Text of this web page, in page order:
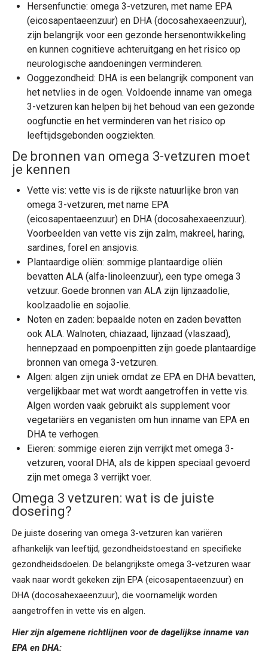
Hersenfunctie: omega 3-vetzuren, met name EPA
(eicosapentaeenzuur) en DHA (docosahexaeenzuur),
zijn belangrijk voor een gezonde hersenontwikkeling
en kunnen cognitieve achteruitgang en het risico op
neurologische aandoeningen verminderen.
Ooggezondheid: DHA is een belangrijk component van
het netvlies in de ogen. Voldoende inname van omega
3-vetzuren kan helpen bij het behoud van een gezonde
oogfunctie en het verminderen van het risico op
leeftijdsgebonden oogziekten.
De bronnen van omega 3-vetzuren moet
je kennen
Vette vis: vette vis is de rijkste natuurlijke bron van
omega 3-vetzuren, met name EPA
(eicosapentaeenzuur) en DHA (docosahexaeenzuur).
Voorbeelden van vette vis zijn zalm, makreel, haring,
sardines, forel en ansjovis.
Plantaardige oliën: sommige plantaardige oliën
bevatten ALA (alfa-linoleenzuur), een type omega 3
vetzuur. Goede bronnen van ALA zijn lijnzaadolie,
koolzaadolie en sojaolie.
Noten en zaden: bepaalde noten en zaden bevatten
ook ALA. Walnoten, chiazaad, lijnzaad (vlaszaad),
hennepzaad en pompoenpitten zijn goede plantaardige
bronnen van omega 3-vetzuren.
Algen: algen zijn uniek omdat ze EPA en DHA bevatten,
vergelijkbaar met wat wordt aangetroffen in vette vis.
Algen worden vaak gebruikt als supplement voor
vegetariërs en veganisten om hun inname van EPA en
DHA te verhogen.
Eieren: sommige eieren zijn verrijkt met omega 3-
vetzuren, vooral DHA, als de kippen speciaal gevoerd
zijn met omega 3 verrijkt voer.
Omega 3 vetzuren: wat is de juiste
dosering?
De juiste dosering van omega 3-vetzuren kan variëren
afhankelijk van leeftijd, gezondheidstoestand en specifieke
gezondheidsdoelen. De belangrijkste omega 3-vetzuren waar
vaak naar wordt gekeken zijn EPA (eicosapentaeenzuur) en
DHA (docosahexaeenzuur), die voornamelijk worden
aangetroffen in vette vis en algen.
Hier zijn algemene richtlijnen voor de dagelijkse inname van
EPA en DHA: